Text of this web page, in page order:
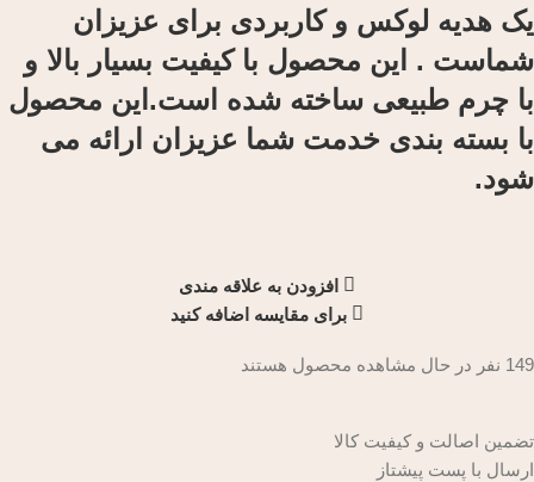
یک هدیه لوکس و کاربردی برای عزیزان
شماست . این محصول با کیفیت بسیار بالا و
با چرم طبیعی ساخته شده است.این محصول
با بسته بندی خدمت شما عزیزان ارائه می
شود.
افزودن به علاقه مندی
برای مقایسه اضافه کنید
149 نفر در حال مشاهده محصول هستند
تضمین اصالت و کیفیت کالا
ارسال با پست پیشتاز